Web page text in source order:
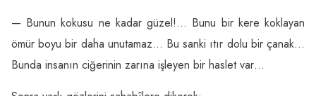
— Bunun kokusu ne kadar güzel!… Bunu bir kere koklayan
ömür boyu bir daha unutamaz… Bu sanki ıtır dolu bir çanak…
Bunda insanın ciğerinin zarına işleyen bir haslet var…